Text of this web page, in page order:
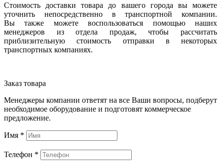
Стоимость доставки товара до вашего города вы можете
уточнить непосредственно в транспортной компании.
Вы также можете воспользоваться помощью наших
менеджеров из отдела продаж, чтобы рассчитать
приблизительную стоимость отправки в некоторых
транспортных компаниях.
Заказ товара
Менеджеры компании ответят на все Ваши вопросы, подберут
необходимое оборудование и подготовят коммерческое
предложение.
Имя *
Телефон *